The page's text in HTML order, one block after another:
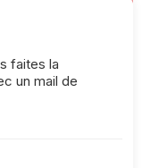
faites la
un mail de